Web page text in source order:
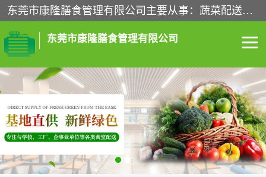
东莞市康隆膳食管理有限公司主要从事：蔬菜配送、食堂承包、企业工厂食堂承包、机关单位食堂承包、调味品配送、粮油配送、干货配送、副食配送、水果配送、海鲜配送等业务，东莞蔬菜配送电话，咨询在线客服。
东莞市康隆膳食管理有限公司
食堂承包 蔬菜配送
粮油配送 鲜肉配送
海鲜配送 食材配送